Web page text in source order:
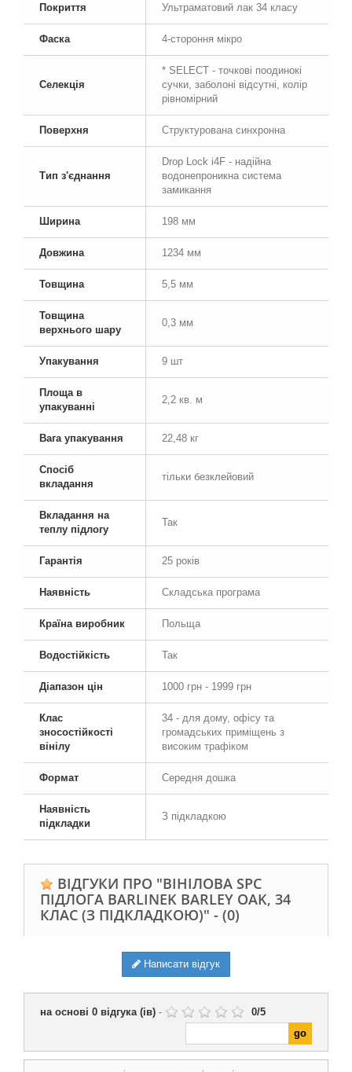
Покриття Ультраматовий лак 34 класу
Фаска 4-стороння мікро
Селекція
* SELECT - точкові поодинокі
сучки, заболоні відсутні, колір
рівномірний
Поверхня Структурована синхронна
Тип з'єднання
Drop Lock i4F - надійна
водонепроникна система
замикання
Ширина 198 мм
Довжина 1234 мм
Товщина 5,5 мм
Товщина
верхнього шару
0,3 мм
Упакування 9 шт
Площа в
упакуванні
2,2 кв. м
Вага упакування 22,48 кг
Спосіб
вкладання
тільки безклейовий
Вкладання на
теплу підлогу
Так
Гарантія 25 років
Наявність Складська програма
Країна виробник Польща
Водостійкість Так
Діапазон цін 1000 грн - 1999 грн
Клас
зносостійкості
вінілу
34 - для дому, офісу та
громадських приміщень з
високим трафіком
Формат Середня дошка
Наявність
підкладки
З підкладкою
ВІДГУКИ ПРО "ВІНІЛОВА SPC
ПІДЛОГА BARLINEK BARLEY OAK, 34
КЛАС (З ПІДКЛАДКОЮ)" - (0)
Написати відгук
на основі 0 відгука (ів) - 0/5